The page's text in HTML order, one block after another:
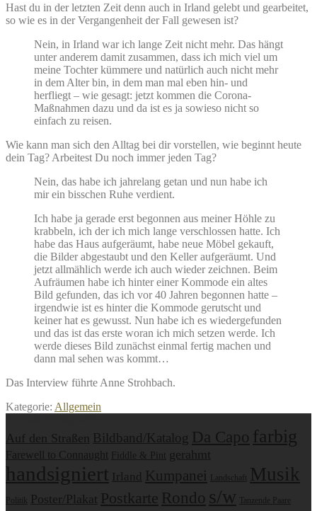
Hast du in der letzten Zeit denn auch in Irland gelebt und gearbeitet,
so wie es in der Vergangenheit der Fall gewesen ist?
Nein, in Irland war ich lange Zeit nicht mehr. Das hängt
unter anderem damit zusammen, dass ich mich viel um
meine Tochter kümmere und natürlich auch nicht mehr
in dem Alter bin, in dem man mal eben hin- und
herfliegt – wie gesagt: jetzt kommen die Corona-
Maßnahmen dazu und da ist es ja sowieso nicht so
einfach zu reisen.
Wie kann man sich den Alltag bei dir vorstellen, wie beginnt heute
dein Tag? Arbeitest Du noch immer jeden Tag?
Nein, das habe ich jahrelang getan und nun habe ich
mir ein bisschen Ruhe verdient.
Ich habe ja gerade erst begonnen aus meiner Höhle zu
krabbeln, ich der ich mich lange verschlossen hatte. Ich
habe das Haus aufgeräumt, habe neue Möbel gekauft,
die Bilder abgestaubt und den Keller aufgeräumt. Und
jetzt allmählich werde ich auch wieder zeichnen. Beim
Aufräumen habe ich hinter einer Kommode ein altes
Bild gefunden, das ich vor 40 Jahren begonnen hatte –
irgendwie ist es hinter die Kommode gerutscht und
keiner hat es gewusst. Nun habe ich es wiedergefunden
und das ist das erste woran ich mich setzen werde. Ich
werde dieses Bild zunächst einmal fertig machen und
dann mal sehen was kommt…
Das Interview führte Anne Strohbach.
Kategorie: Allgemein
Auf den Straßen Bildband/Katalog Da Capo farbig
Farewell to Connaught Fiddle & Pint gerahmt
handsigniert Irland Kumpanei Landschaft Musik
Politik Poster/Plakat Postkarte Rondo s/w Tanzende Paare